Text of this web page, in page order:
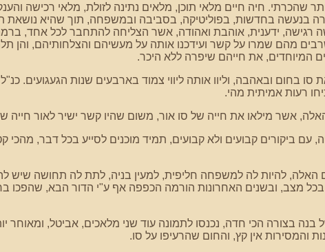
שהכרתי. חיה חיים מלאי תוכן, מלאים נתינה לזולת, מלאי רכישה
בנעשה בחדשות, בפוליטיקה, בסביבה ובמשפחה, תוך שהיא נושאת
ידענית, אוהבת ואהודה, אשר הצליחה להתחבר לכל אחד,
מהם שמרו על קשר ועידכנו אותה על מעשיהם והצלחותיהם, והן
המיוחדים, את חייהם שיפרה ללא היכר.
בחום ובאהבה, וליוו אותה ליווי צמוד בארבעים שנות הגעגועים. כנ"ל
רעות אמיתית מהי.
אשר מילאו את חייה של סו אור, משום שהיו קשר ישיר לאור חייה
ביקורים קבועים ולא קבועים, תמיד מוכנים לסייע בכל דבר, מהכי
האלה, להיות לה למשפחה חליפית, למעין בניה, לתת לה תחושה שיש
מצב, ובשנים האחרונות הורמה הכפפה אף ע"י הדור הבא, שהפכו
בצורה הכי חדה, נכנסו לתמונה עוד שני מלאכים, אביטל, ומאוחר
והמסירות אין קץ, והחום שהרעיפו על סו.